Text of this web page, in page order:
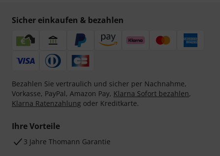
Sicher einkaufen & bezahlen
Bezahlen Sie vertraulich und sicher per Nachnahme,
Vorkasse, PayPal, Amazon Pay, Klarna Sofort bezahlen,
Klarna Ratenzahlung oder Kreditkarte.
Ihre Vorteile
3 Jahre Thomann Garantie